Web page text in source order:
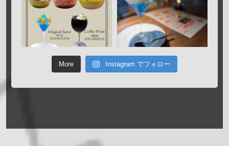
More Instagram でフォロー